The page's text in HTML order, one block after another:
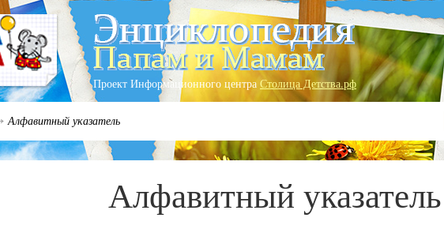
Проект Информационного центра Столица Детства.рф
Алфавитный указатель
Алфавитный указатель